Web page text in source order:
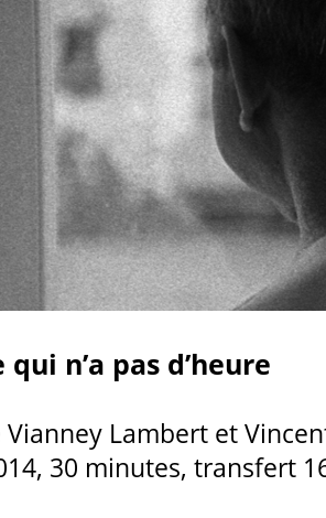
qui n’a pas d’heure
Lambert et
30 minutes, transfert